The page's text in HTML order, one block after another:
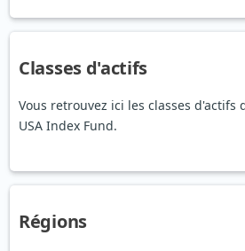
Classes d'actifs
Vous retrouvez ici les classes d'actifs
USA Index Fund.
Régions